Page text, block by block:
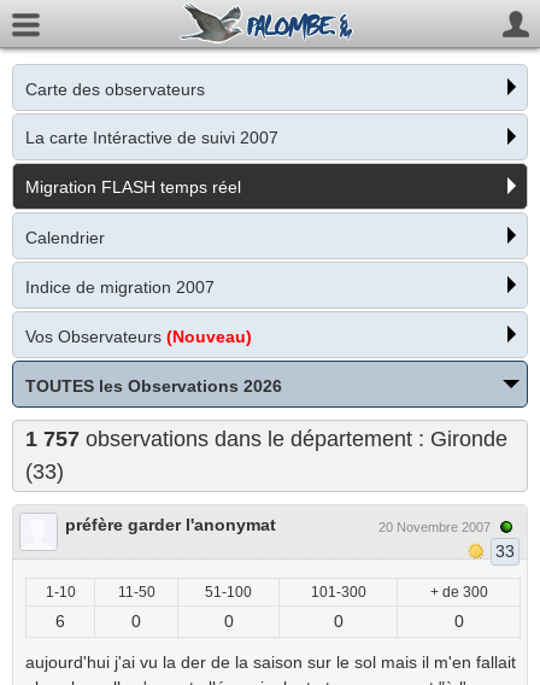
Carte des observateurs
La carte Intéractive de suivi 2007
Migration FLASH temps réel
Calendrier
Indice de migration 2007
Vos Observateurs (Nouveau)
TOUTES les Observations 2026
1 757 observations dans le département : Gironde
(33)
préfère garder l'anonymat 20 Novembre 2007
33
1-10 11-50 51-100 101-300 + de 300
6 0 0 0 0
aujourd'hui j'ai vu la der de la saison sur le sol mais il m'en fallait